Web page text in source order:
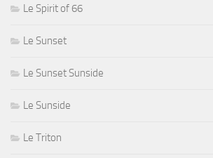
Le Spirit of 66
Le Sunset
Le Sunset Sunside
Le Sunside
Le Triton